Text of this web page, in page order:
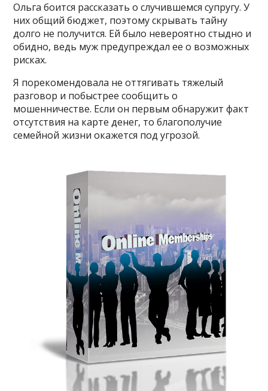
Ольга боится рассказать о случившемся супругу. У
них общий бюджет, поэтому скрывать тайну
долго не получится. Ей было невероятно стыдно и
обидно, ведь муж предупреждал ее о возможных
рисках.
Я порекомендовала не оттягивать тяжелый
разговор и побыстрее сообщить о
мошенничестве. Если он первым обнаружит факт
отсутствия на карте денег, то благополучие
семейной жизни окажется под угрозой.